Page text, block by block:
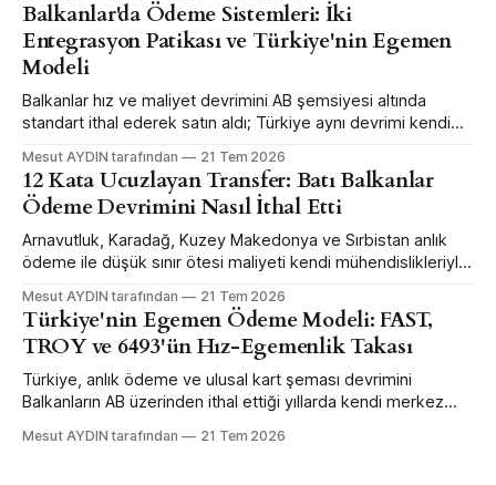
Balkanlar'da Ödeme Sistemleri: İki
Entegrasyon Patikası ve Türkiye'nin Egemen
Modeli
Balkanlar hız ve maliyet devrimini AB şemsiyesi altında
standart ithal ederek satın aldı; Türkiye aynı devrimi kendi
ölçekte yaptı — ama sınır ötesi bağlanabilirlikten feragat
ederek.
Mesut AYDIN tarafından 21 Tem 2026
12 Kata Ucuzlayan Transfer: Batı Balkanlar
Ödeme Devrimini Nasıl İthal Etti
Arnavutluk, Karadağ, Kuzey Makedonya ve Sırbistan anlık
ödeme ile düşük sınır ötesi maliyeti kendi mühendislikleriyle
Karadağ bunun ölçülmüş vitrini.
Mesut AYDIN tarafından 21 Tem 2026
Türkiye'nin Egemen Ödeme Modeli: FAST,
TROY ve 6493'ün Hız-Egemenlik Takası
Türkiye, anlık ödeme ve ulusal kart şeması devrimini
Balkanların AB üzerinden ithal ettiği yıllarda kendi merkez
— sınır ötesi bağlanabilirlikten feragat ederek.
Mesut AYDIN tarafından 21 Tem 2026